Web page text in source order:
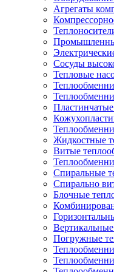
Агрегаты
Сосуды
Тепловые
Жидкостные
Витые
Спиральные
Спирально
Блочные
Погружные